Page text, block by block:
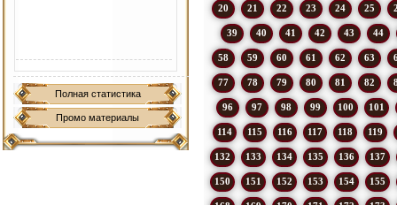
Полная статистика
Промо материалы
20 21 22 23 24 25
39 40 41 42 43 44
58 59 60 61 62 63
77 78 79 80 81 82
96 97 98 99 100 101
114 115 116 117 118 119
132 133 134 135 136 137
150 151 152 153 154 155